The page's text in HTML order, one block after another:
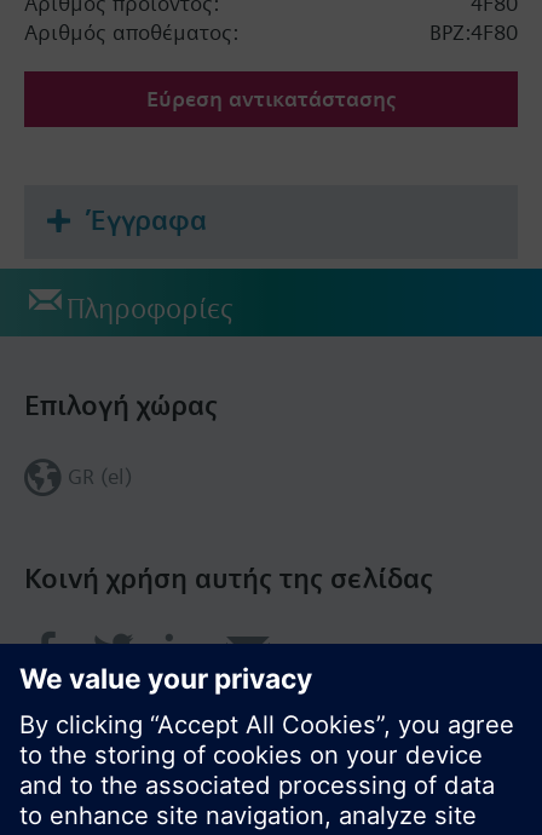
Αριθμός αποθέματος:
BPZ:4F80
Εύρεση αντικατάστασης
Έγγραφα
Πληροφορίες
Κοινή χρήση αυτής της σελίδας
Επιλογή χώρας
GR (el)